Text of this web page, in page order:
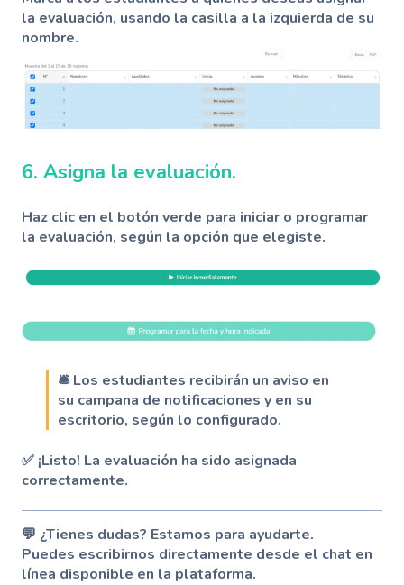
la evaluación, usando la casilla a la izquierda de su
nombre.
6. Asigna la evaluación.
Haz clic en el botón verde para iniciar o programar
la evaluación, según la opción que elegiste.
🛎️ Los estudiantes recibirán un aviso en
su campana de notificaciones y en su
escritorio, según lo configurado.
✅ ¡Listo! La evaluación ha sido asignada
correctamente.
💬 ¿Tienes dudas? Estamos para ayudarte.
Puedes escribirnos directamente desde el chat en
línea disponible en la plataforma.